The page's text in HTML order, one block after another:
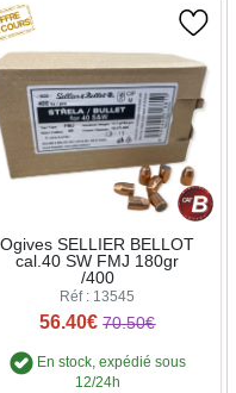
Ogives SELLIER BELLOT
cal.40 SW FMJ 180gr
/400
Réf : 13545
56.40€ 70.50€
En stock, expédié sous
12/24h